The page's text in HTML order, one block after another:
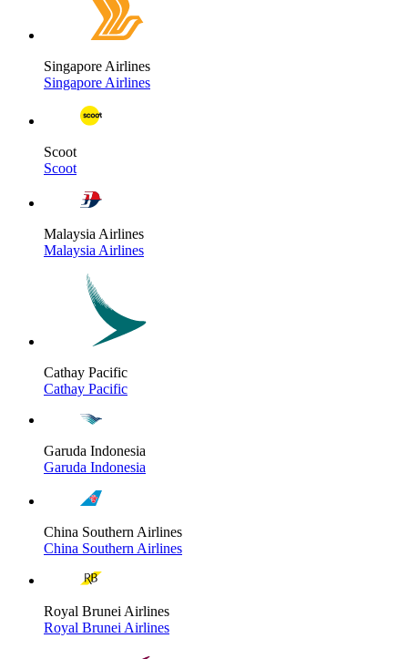
Singapore Airlines
Singapore Airlines
Scoot
Scoot
Malaysia Airlines
Malaysia Airlines
Cathay Pacific
Cathay Pacific
Garuda Indonesia
Garuda Indonesia
China Southern Airlines
China Southern Airlines
Royal Brunei Airlines
Royal Brunei Airlines